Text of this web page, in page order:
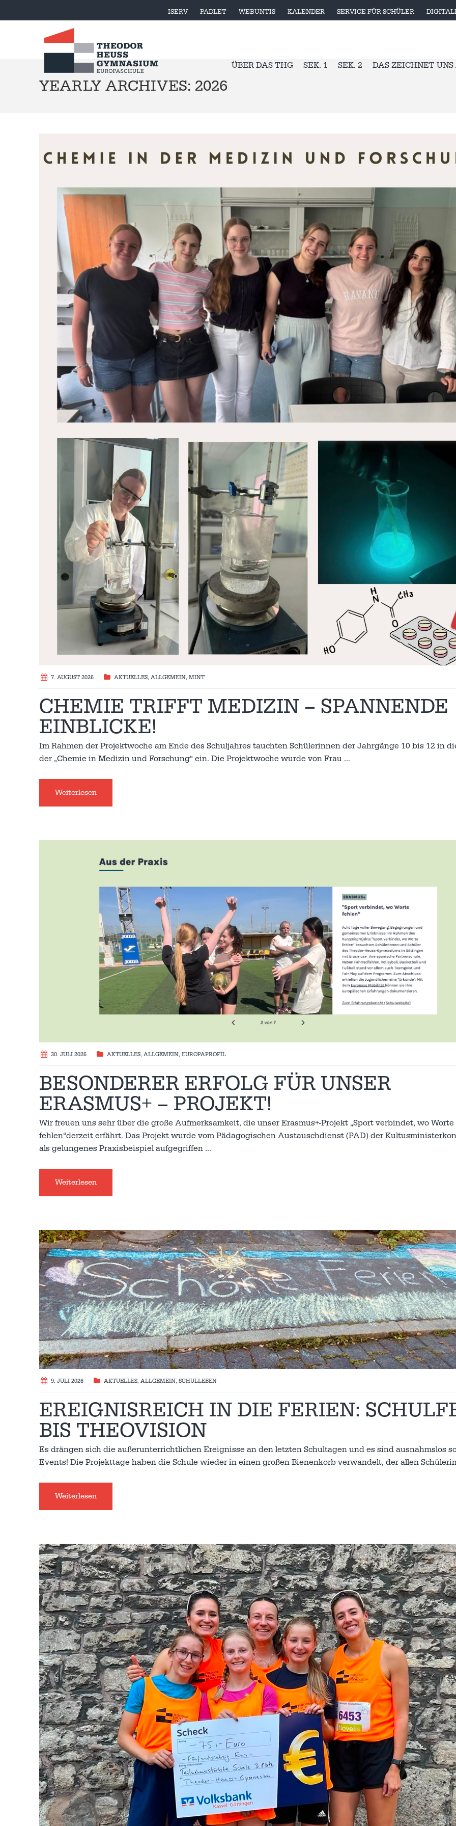
ISERV PADLET WEBUNTIS KALENDER SERVICE FÜR SCHÜLER
ÜBER DAS THG SEK. 1 SEK. 2 DAS ZEICHNET UNS
YEARLY ARCHIVES: 2026
7. AUGUST 2026 AKTUELLES, ALLGEMEIN, MINT
CHEMIE TRIFFT MEDIZIN – SPANNENDE
EINBLICKE!
Im Rahmen der Projektwoche am Ende des Schuljahres tauchten Schülerinnen der Jahrgänge 10 bis 12 in
der „Chemie in Medizin und Forschung“ ein. Die Projektwoche wurde von Frau …
Weiterlesen
30. JULI 2026 AKTUELLES, ALLGEMEIN, EUROPAPROFIL
BESONDERER ERFOLG FÜR UNSER
ERASMUS+ – PROJEKT!
Wir freuen uns sehr über die große Aufmerksamkeit, die unser Erasmus+-Projekt „Sport verbindet, wo Worte
fehlen“derzeit erfährt. Das Projekt wurde vom Pädagogischen Austauschdienst (PAD) der
als gelungenes Praxisbeispiel aufgegriffen …
Weiterlesen
9. JULI 2026 AKTUELLES, ALLGEMEIN, SCHULLEBEN
EREIGNISREICH IN DIE FERIEN:
BIS THEOVISION
Es drängen sich die außerunterrichtlichen Ereignisse an den letzten Schultagen und es sind ausnahmslos
Events! Die Projekttage haben die Schule wieder in einen großen Bienenkorb verwandelt, der allen
Weiterlesen